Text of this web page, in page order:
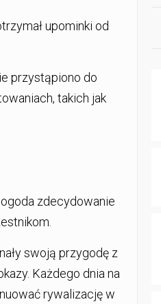
upominki od
przystąpiono do
takich jak
zdecydowanie
swoją przygodę z
Każdego dnia na
rywalizację w